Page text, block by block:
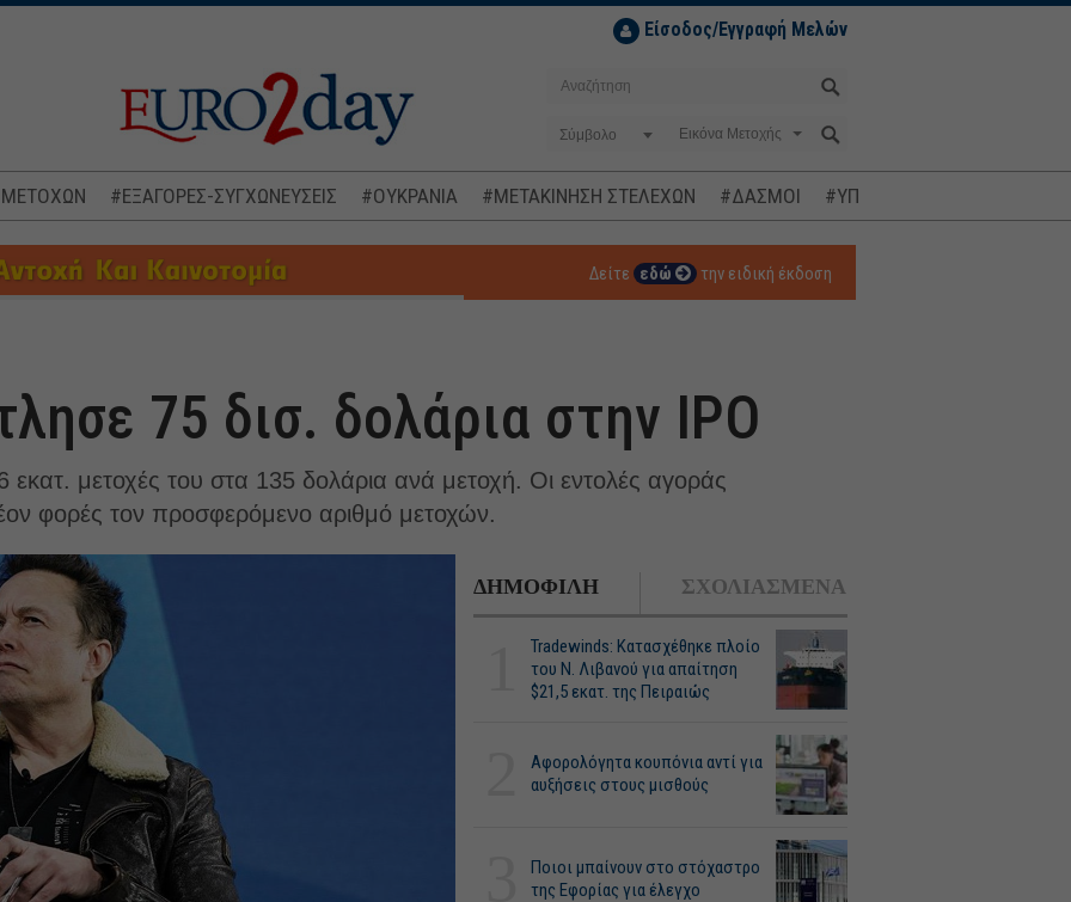
Είσοδος/Εγγραφή Μελών
Σύμβολο
ΜΕΤΟΧΩΝ #ΕΞΑΓΟΡΕΣ-ΣΥΓΧΩΝΕΥΣΕΙΣ #ΟΥΚΡΑΝΙΑ #ΜΕΤΑΚΙΝΗΣΗ ΣΤΕΛΕΧΩΝ #ΔΑΣΜΟΙ #ΥΠΟΚΛΟΠΕΣ
Δείτε εδώ την ειδική έκδοση
75 δισ. δολάρια στην IPO
εκατ. μετοχές του στα 135 δολάρια ανά μετοχή. Οι εντολές αγοράς
φορές τον προσφερόμενο αριθμό μετοχών.
ΔΗΜΟΦΙΛΗ ΣΧΟΛΙΑΣΜΕΝΑ
Tradewinds: Κατασχέθηκε πλοίο
του Ν. Λιβανού για απαίτηση
$21,5 εκατ. της Πειραιώς
Αφορολόγητα κουπόνια αντί για
αυξήσεις στους μισθούς
Ποιοι μπαίνουν στο στόχαστρο
της Εφορίας για έλεγχο